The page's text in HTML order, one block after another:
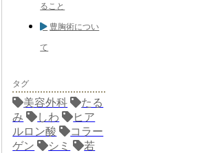
ること
豊胸術につい
て
タグ
美容外科
たる
み
しわ
ヒア
ルロン酸
コラー
ゲン
シミ
若